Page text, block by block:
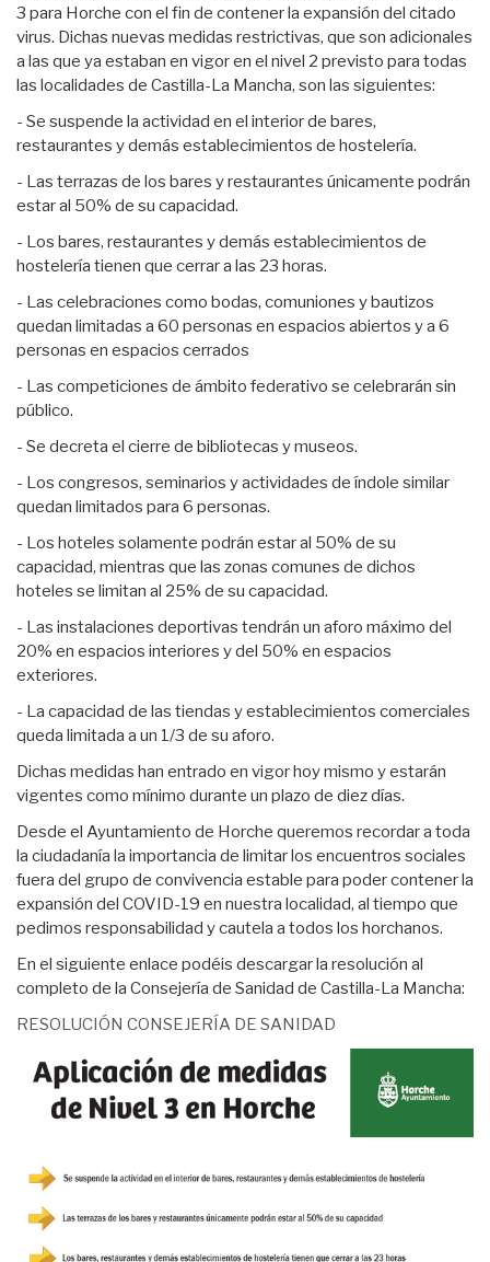
3 para Horche con el fin de contener la expansión del citado
virus. Dichas nuevas medidas restrictivas, que son adicionales
a las que ya estaban en vigor en el nivel 2 previsto para todas
las localidades de Castilla-La Mancha, son las siguientes:
- Se suspende la actividad en el interior de bares,
restaurantes y demás establecimientos de hostelería.
- Las terrazas de los bares y restaurantes únicamente podrán
estar al 50% de su capacidad.
- Los bares, restaurantes y demás establecimientos de
hostelería tienen que cerrar a las 23 horas.
- Las celebraciones como bodas, comuniones y bautizos
quedan limitadas a 60 personas en espacios abiertos y a 6
personas en espacios cerrados
- Las competiciones de ámbito federativo se celebrarán sin
público.
- Se decreta el cierre de bibliotecas y museos.
- Los congresos, seminarios y actividades de índole similar
quedan limitados para 6 personas.
- Los hoteles solamente podrán estar al 50% de su
capacidad, mientras que las zonas comunes de dichos
hoteles se limitan al 25% de su capacidad.
- Las instalaciones deportivas tendrán un aforo máximo del
20% en espacios interiores y del 50% en espacios
exteriores.
- La capacidad de las tiendas y establecimientos comerciales
queda limitada a un 1/3 de su aforo.
Dichas medidas han entrado en vigor hoy mismo y estarán
vigentes como mínimo durante un plazo de diez días.
Desde el Ayuntamiento de Horche queremos recordar a toda
la ciudadanía la importancia de limitar los encuentros sociales
fuera del grupo de convivencia estable para poder contener la
expansión del COVID-19 en nuestra localidad, al tiempo que
pedimos responsabilidad y cautela a todos los horchanos.
En el siguiente enlace podéis descargar la resolución al
completo de la Consejería de Sanidad de Castilla-La Mancha:
RESOLUCIÓN CONSEJERÍA DE SANIDAD